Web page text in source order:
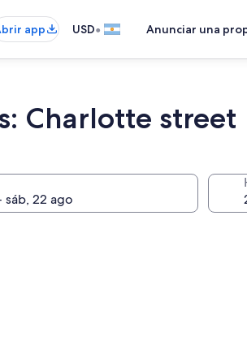
app USD• Anunciar una
Charlotte street